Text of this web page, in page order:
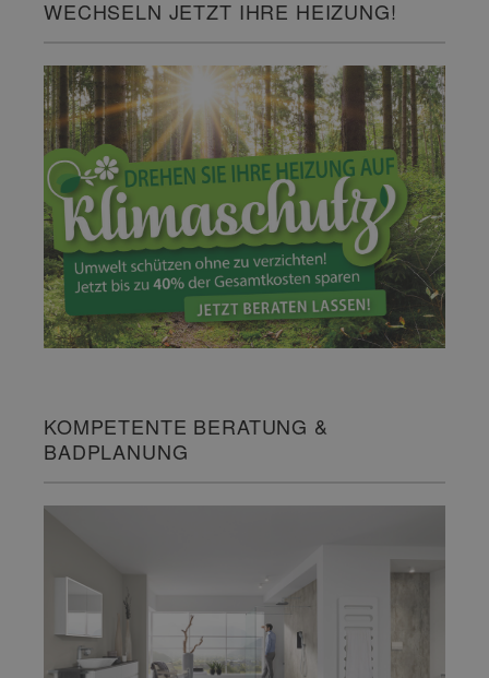
WECHSELN JETZT IHRE HEIZUNG!
KOMPETENTE BERATUNG &
BADPLANUNG